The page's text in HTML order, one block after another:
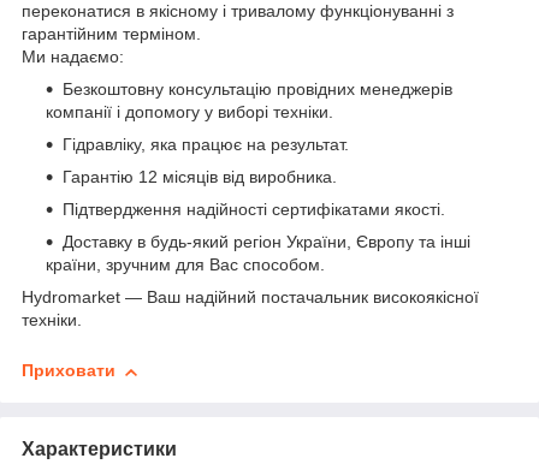
переконатися в якісному і тривалому функціонуванні з
гарантійним терміном.
Ми надаємо:
Безкоштовну консультацію провідних менеджерів
компанії і допомогу у виборі техніки.
Гідравліку, яка працює на результат.
Гарантію 12 місяців від виробника.
Підтвердження надійності сертифікатами якості.
Доставку в будь-який регіон України, Європу та інші
країни, зручним для Вас способом.
Hydromarket — Ваш надійний постачальник високоякісної
техніки.
Приховати
Характеристики